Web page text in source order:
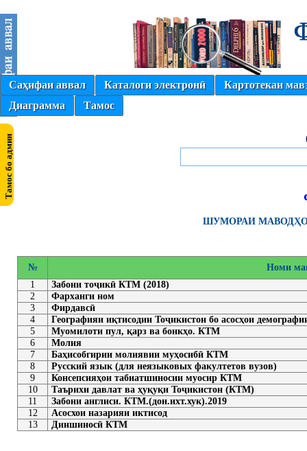
Саҳифаи аввал Каталоги электронӣ
Картотекаи
Диаграмма
Тамос
ШУМОРАИ
№
Номи
1
Забони тоҷикӣ КТМ (2018)
2
Фарханги ном
3
Фирдавсӣ
4
Географияи иқтисодии Тоҷикистон бо асосҳои
5
Муомилоти пул, қарз ва бонкҳо. КТМ
6
Молия
7
Баҳисобгирии молиявии муҳосибӣ КТМ
8
Русский язык (для неязыковых факултетов вузов)
9
Консепсияҳои табиатшиносии муосир КТМ
10
Таърихи давлат ва ҳуқуқи Тоҷикистон (КТМ)
11
Забони англиси. КТМ.(дон.ихт.хук).2019
12
Асосхои назарияи иктисод
13
Диншиносӣ КТМ